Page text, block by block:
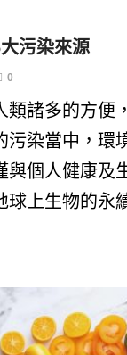
污染來源
0
類諸多的方便
污染當中，環
與個人健康及
球上生物的永